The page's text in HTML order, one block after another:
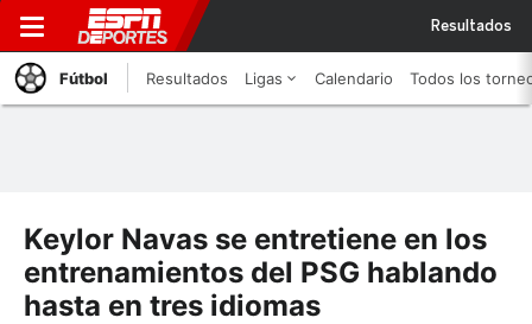
Resultados
Fútbol Resultados Ligas Calendario Todos los
Keylor Navas se entretiene en los
entrenamientos del PSG hablando
hasta en tres idiomas